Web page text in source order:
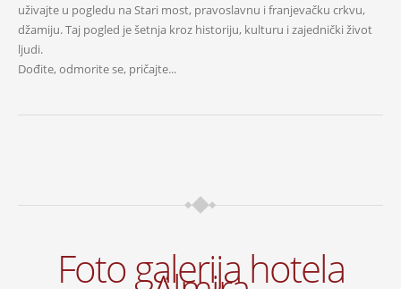
uživajte u pogledu na Stari most, pravoslavnu i franjevačku crkvu,
džamiju. Taj pogled je šetnja kroz historiju, kulturu i zajednički život
ljudi.
Dođite, odmorite se, pričajte...
Foto galerija hotela